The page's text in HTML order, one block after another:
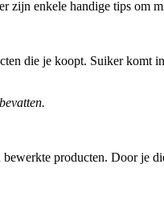
enkele handige tips om
die je koopt. Suiker komt
producten. Door je